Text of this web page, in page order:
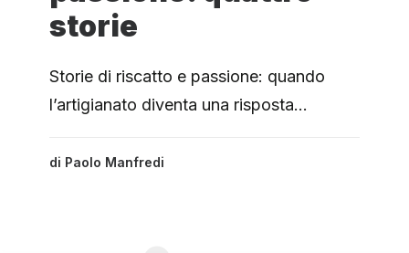
storie
Storie di riscatto e passione: quando
l’artigianato diventa una risposta…
di Paolo Manfredi